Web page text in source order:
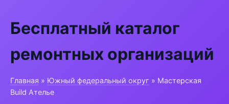
Бесплатный каталог
ремонтных организаций
Главная » Южный федеральный округ » Мастерская
Build Ателье